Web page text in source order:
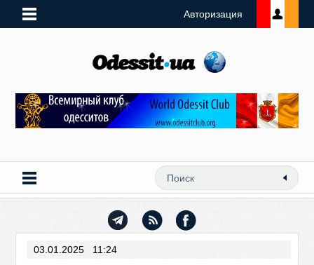
Авторизация
03.01.2025 11:24